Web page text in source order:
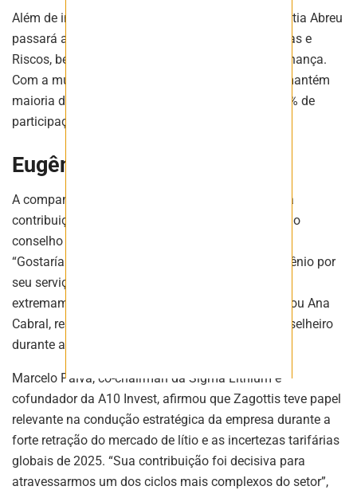
Além de integrar o Conselho de Administração, Kátia Abreu
passará a atuar nos Comitês de Auditoria, Finanças e
Riscos, bem como no Comitê de Pessoas e Governança.
Com a mudança, o colegiado da Sigma Lithium mantém
maioria de membros independentes e alcança 40% de
participação feminina.
Eugênio de Zagottis
A companhia também registrou agradecimentos à
contribuição de Eugênio de Zagottis, que integrou o
conselho entre julho de 2024 e o fim de 2025.
“Gostaríamos de agradecer profundamente a Eugênio por
seu serviço intenso e dedicado em um período
extremamente desafiador para a empresa”, declarou Ana
Cabral, ressaltando seu papel como mentor e conselheiro
durante a volatilidade do mercado global.
Marcelo Paiva, co-chairman da Sigma Lithium e
cofundador da A10 Invest, afirmou que Zagottis teve papel
relevante na condução estratégica da empresa durante a
forte retração do mercado de lítio e as incertezas tarifárias
globais de 2025. “Sua contribuição foi decisiva para
atravessarmos um dos ciclos mais complexos do setor”,